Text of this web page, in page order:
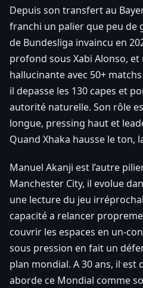
Depuis son transfert au
franchi un palier que peu de
de Bundesliga invaincu en
profond sous Xabi Alonso,
hallucinante avec 50+
il depasse les 130 capes et
autorité naturelle. Son rôle
longue, pressing haut et
Quand Xhaka hausse le ton,
Manuel Akanji est l’autre
Manchester City, il evolue
une lecture du jeu
capacité a relancer
couvrir les espaces en un-
sous pression en fait un
plan mondial. A 30 ans, il est
aborde ce Mondial comme